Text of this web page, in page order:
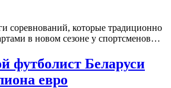
соревнований, которые традиционно
в новом сезоне у спортсменов…
футболист Беларуси
евро